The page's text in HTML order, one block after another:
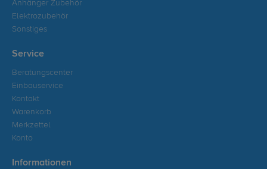
Anhänger Zubehör
Elektrozubehör
Sonstiges
Service
Beratungscenter
Einbauservice
Kontakt
Warenkorb
Merkzettel
Konto
Informationen